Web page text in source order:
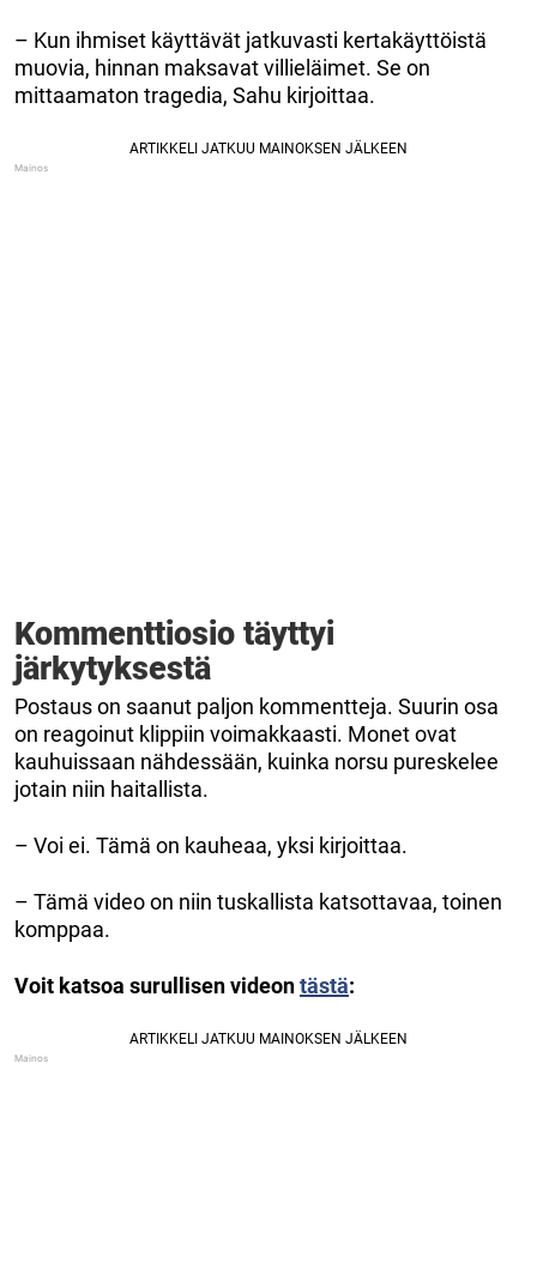
– Kun ihmiset käyttävät jatkuvasti kertakäyttöistä
muovia, hinnan maksavat villieläimet. Se on
mittaamaton tragedia, Sahu kirjoittaa.
Kommenttiosio täyttyi
järkytyksestä
Postaus on saanut paljon kommentteja. Suurin osa
on reagoinut klippiin voimakkaasti. Monet ovat
kauhuissaan nähdessään, kuinka norsu pureskelee
jotain niin haitallista.
– Voi ei. Tämä on kauheaa, yksi kirjoittaa.
– Tämä video on niin tuskallista katsottavaa, toinen
komppaa.
Voit katsoa surullisen videontästä: